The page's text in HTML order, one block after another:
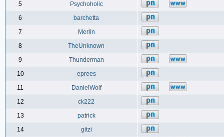
5
Psychoholic
6
barchetta
7
Merlin
8
TheUnknown
9
Thunderman
10
eprees
11
DanielWolf
12
ck222
13
patrick
14
gitzi